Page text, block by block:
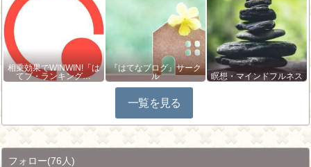
相乗効果でWINWIN!「は
てブ・ランキング…
『はてなブログ』サーク
ル
瞑想・マインドフルネス
一覧を見る
フォロー(76人)